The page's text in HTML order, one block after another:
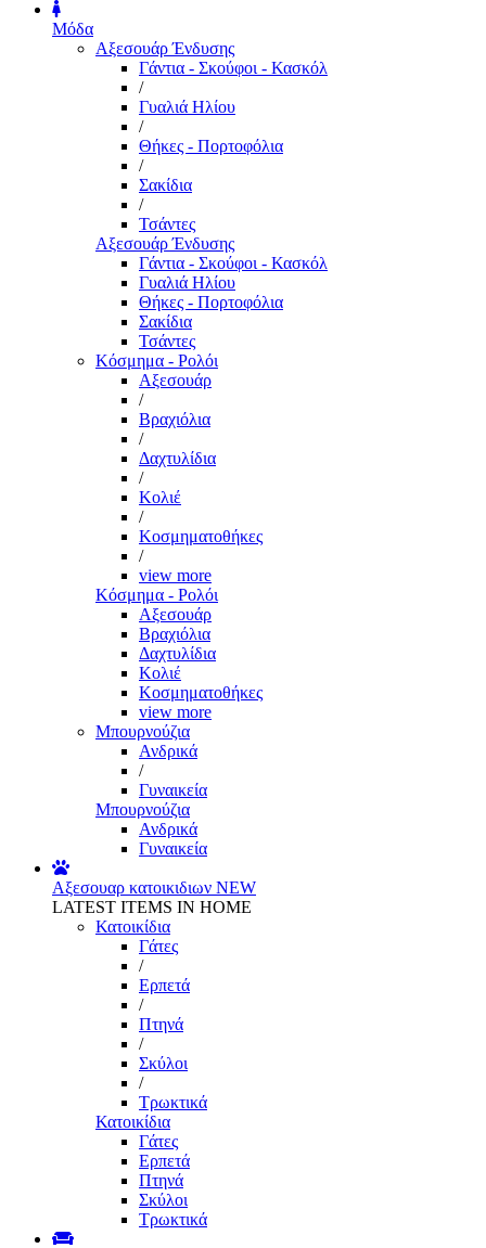
Μόδα
Αξεσουάρ Ένδυσης
Γάντια - Σκούφοι - Κασκόλ
/
Γυαλιά Ηλίου
/
Θήκες - Πορτοφόλια
/
Σακίδια
/
Τσάντες
Αξεσουάρ Ένδυσης
Γάντια - Σκούφοι - Κασκόλ
Γυαλιά Ηλίου
Θήκες - Πορτοφόλια
Σακίδια
Τσάντες
Κόσμημα - Ρολόι
Αξεσουάρ
/
Βραχιόλια
/
Δαχτυλίδια
/
Κολιέ
/
Κοσμηματοθήκες
/
view more
Κόσμημα - Ρολόι
Αξεσουάρ
Βραχιόλια
Δαχτυλίδια
Κολιέ
Κοσμηματοθήκες
view more
Μπουρνούζια
Ανδρικά
/
Γυναικεία
Μπουρνούζια
Ανδρικά
Γυναικεία
Αξεσουαρ κατοικιδιων NEW
LATEST ITEMS IN HOME
Κατοικίδια
Γάτες
/
Ερπετά
/
Πτηνά
/
Σκύλοι
/
Τρωκτικά
Κατοικίδια
Γάτες
Ερπετά
Πτηνά
Σκύλοι
Τρωκτικά